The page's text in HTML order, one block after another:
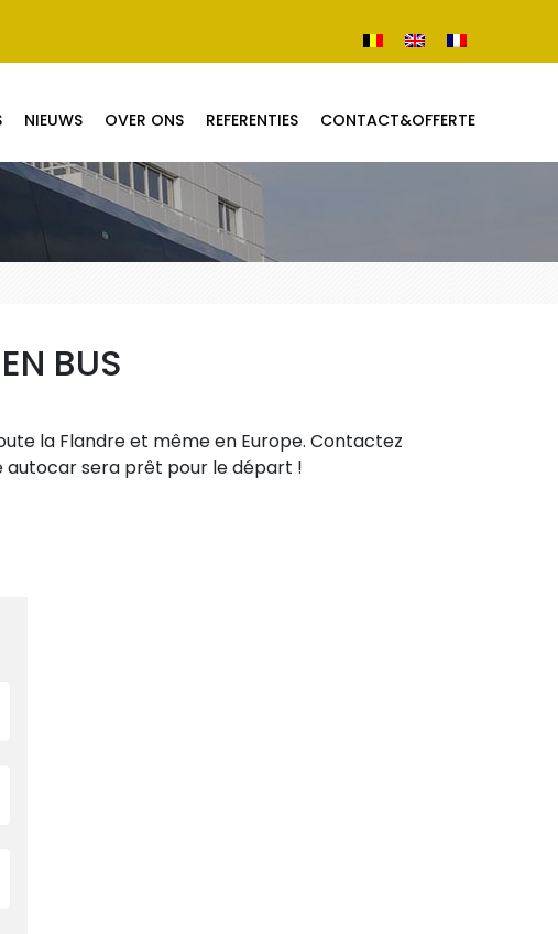
NIEUWS OVER ONS REFERENTIES CONTACT&OFFERTE
BUS
la Flandre et même en Europe. Contactez
autocar sera prêt pour le départ !